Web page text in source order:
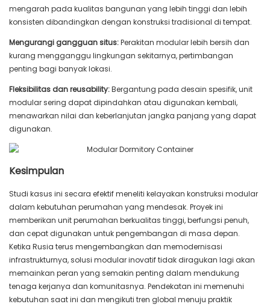
mengarah pada kualitas bangunan yang lebih tinggi dan lebih
konsisten dibandingkan dengan konstruksi tradisional di tempat.
Mengurangi gangguan situs:Perakitan modular lebih bersih dan
kurang mengganggu lingkungan sekitarnya, pertimbangan
penting bagi banyak lokasi.
Fleksibilitas dan reusability:Bergantung pada desain spesifik, unit
modular sering dapat dipindahkan atau digunakan kembali,
menawarkan nilai dan keberlanjutan jangka panjang yang dapat
digunakan.
Kesimpulan
Studi kasus ini secara efektif meneliti kelayakan konstruksi modular
dalam kebutuhan perumahan yang mendesak. Proyek ini
memberikan unit perumahan berkualitas tinggi, berfungsi penuh,
dan cepat digunakan untuk pengembangan di masa depan.
Ketika Rusia terus mengembangkan dan memodernisasi
infrastrukturnya, solusi modular inovatif tidak diragukan lagi akan
memainkan peran yang semakin penting dalam mendukung
tenaga kerjanya dan komunitasnya. Pendekatan ini memenuhi
kebutuhan saat ini dan mengikuti tren global menuju praktik